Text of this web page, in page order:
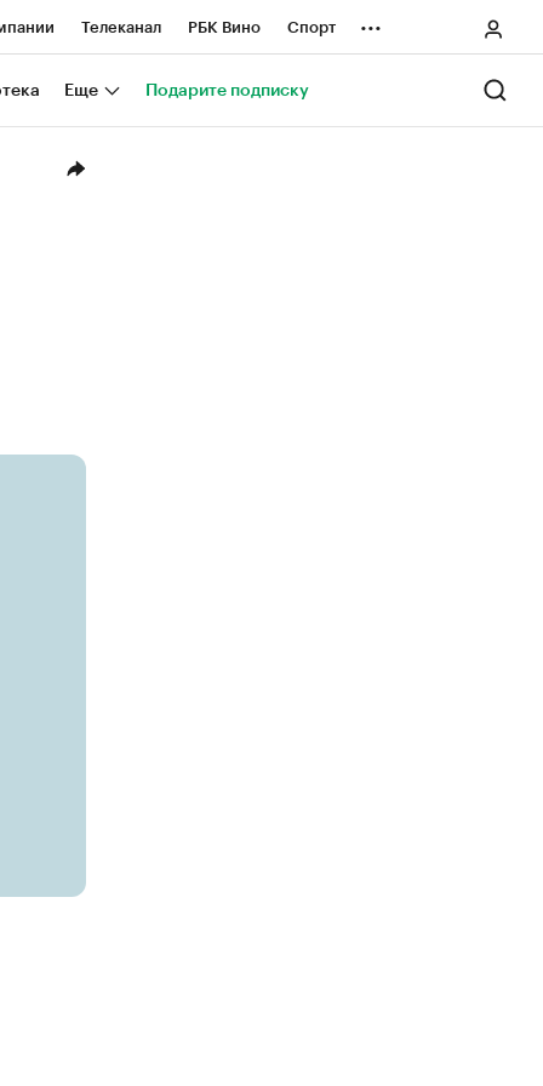
Телеканал РБК Вино Спорт
проекты Город
...
Еще Подарите подписку